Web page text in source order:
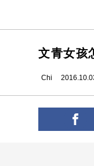
文青女孩
Chi